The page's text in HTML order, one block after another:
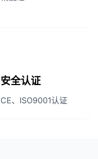
安全认证
CE、ISO9001认证